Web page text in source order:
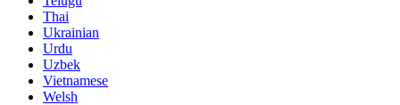
Thai
Ukrainian
Urdu
Uzbek
Vietnamese
Welsh